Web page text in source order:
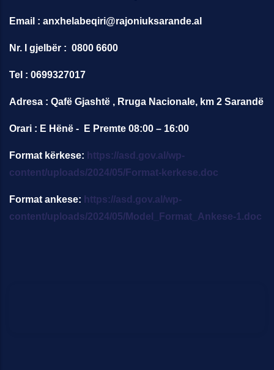
Email : anxhelabeqiri@rajoniuksarande.al
Nr. I gjelbër : 0800 6600
Tel : 0699327017
Adresa : Qafë Gjashtë , Rruga Nacionale, km 2 Sarandë
Orari : E Hënë - E Premte 08:00 – 16:00
Format kërkese: https://asd.gov.al/wp-
content/uploads/2024/05/Format-kerkese.doc
Format ankese: https://asd.gov.al/wp-
content/uploads/2024/05/Model_Format_Ankese-1.doc